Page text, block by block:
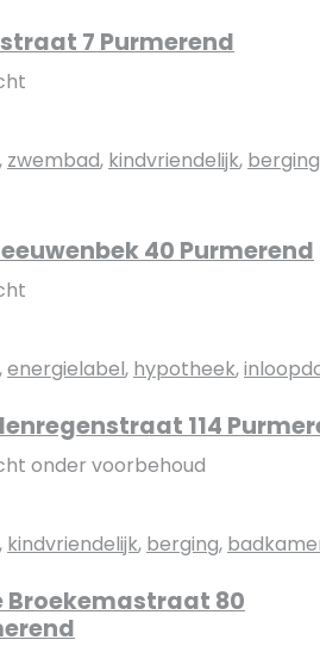
7 Purmerend
, zwembad, kindvriendelijk, berging
40 Purmerend
,energielabel, hypotheek,
114
onder voorbehoud
, kindvriendelijk, berging,
Broekemastraat 80